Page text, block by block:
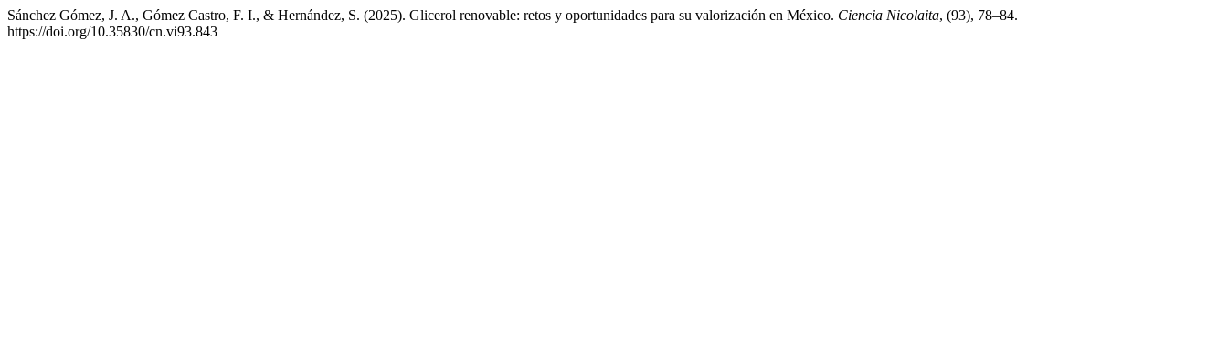
Sánchez Gómez, J. A., Gómez Castro, F. I., & Hernández, S. (2025). Glicerol renovable: retos y oportunidades para su valorización en México. Ciencia Nicolaita, (93), 78–84.
https://doi.org/10.35830/cn.vi93.843